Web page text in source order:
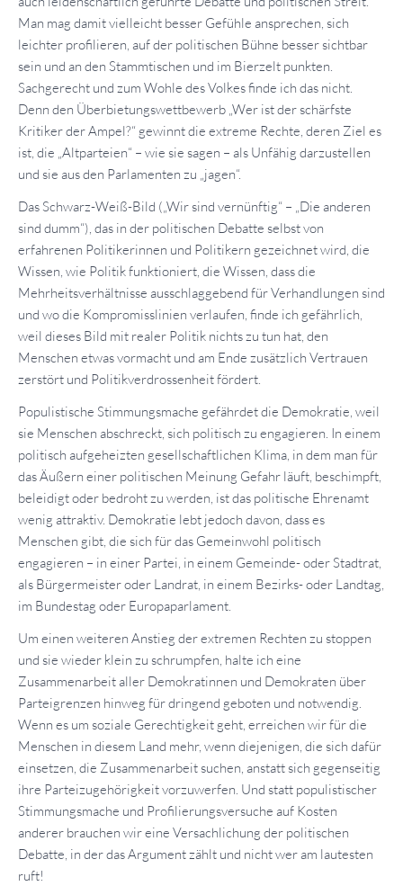
Man mag damit vielleicht besser Gefühle ansprechen, sich
leichter profilieren, auf der politischen Bühne besser sichtbar
sein und an den Stammtischen und im Bierzelt punkten.
Sachgerecht und zum Wohle des Volkes finde ich das nicht.
Denn den Überbietungswettbewerb „Wer ist der schärfste
Kritiker der Ampel?“ gewinnt die extreme Rechte, deren Ziel es
ist, die „Altparteien“ – wie sie sagen – als Unfähig darzustellen
und sie aus den Parlamenten zu „jagen“.
Das Schwarz-Weiß-Bild („Wir sind vernünftig“ – „Die anderen
sind dumm“), das in der politischen Debatte selbst von
erfahrenen Politikerinnen und Politikern gezeichnet wird, die
Wissen, wie Politik funktioniert, die Wissen, dass die
Mehrheitsverhältnisse ausschlaggebend für Verhandlungen sind
und wo die Kompromisslinien verlaufen, finde ich gefährlich,
weil dieses Bild mit realer Politik nichts zu tun hat, den
Menschen etwas vormacht und am Ende zusätzlich Vertrauen
zerstört und Politikverdrossenheit fördert.
Populistische Stimmungsmache gefährdet die Demokratie, weil
sie Menschen abschreckt, sich politisch zu engagieren. In einem
politisch aufgeheizten gesellschaftlichen Klima, in dem man für
das Äußern einer politischen Meinung Gefahr läuft, beschimpft,
beleidigt oder bedroht zu werden, ist das politische Ehrenamt
wenig attraktiv. Demokratie lebt jedoch davon, dass es
Menschen gibt, die sich für das Gemeinwohl politisch
engagieren – in einer Partei, in einem Gemeinde- oder Stadtrat,
als Bürgermeister oder Landrat, in einem Bezirks- oder Landtag,
im Bundestag oder Europaparlament.
Um einen weiteren Anstieg der extremen Rechten zu stoppen
und sie wieder klein zu schrumpfen, halte ich eine
Zusammenarbeit aller Demokratinnen und Demokraten über
Parteigrenzen hinweg für dringend geboten und notwendig.
Wenn es um soziale Gerechtigkeit geht, erreichen wir für die
Menschen in diesem Land mehr, wenn diejenigen, die sich dafür
einsetzen, die Zusammenarbeit suchen, anstatt sich gegenseitig
ihre Parteizugehörigkeit vorzuwerfen. Und statt populistischer
Stimmungsmache und Profilierungsversuche auf Kosten
anderer brauchen wir eine Versachlichung der politischen
Debatte, in der das Argument zählt und nicht wer am lautesten
ruft!